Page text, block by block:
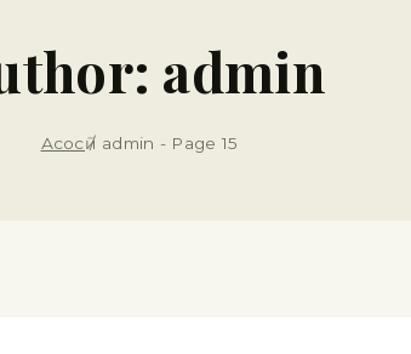
admin
Асосӣ / admin - Page 15